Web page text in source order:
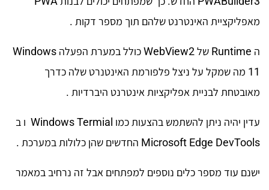
מאפליקציית האינטרנט שלהם תוך מספר דקות .
ה Runtime של WebView2 כולל במערת הפעלה Windows
11 מה שמקל על ניצל פלפורמת האינטנרט שלה כדרך
מאובטחת לבניית אפליקציות אינטרנט היברדיות .
עדין יהיה ניתן להשתמש בהצעות כמו Windows Termial ו ב
Microsoft Edge DevTools החדשים שהן כלולות במערכת .
ישנם עוד מספר כלים נוספים למפתחים אבל זה נרחיב במאמר